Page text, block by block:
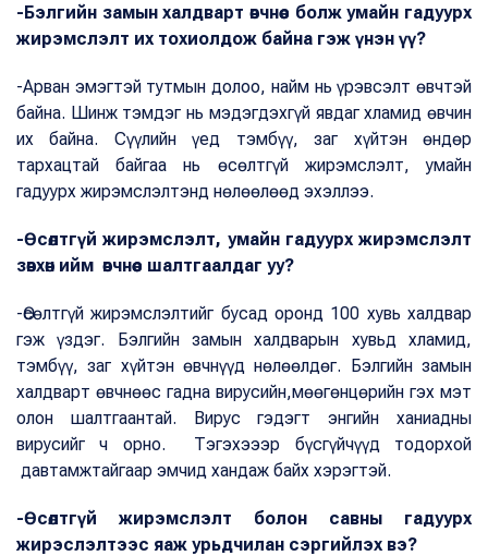
-Бэлгийн замын халдварт өвчнөөс болж умайн гадуурх
жирэмслэлт их тохиолдож байна гэж үнэн үү?
-Арван эмэгтэй тутмын долоо, найм нь үрэвсэлт өвчтэй
байна. Шинж тэмдэг нь мэдэгдэхгүй явдаг хламид өвчин
их байна. Сүүлийн үед тэмбүү, заг хүйтэн өндөр
тархацтай байгаа нь өсөлтгүй жирэмслэлт, умайн
гадуурх жирэмслэлтэнд нөлөөлөөд эхэллээ.
-Өсөлтгүй жирэмслэлт, умайн гадуурх жирэмслэлт
зөвхөн ийм өвчнөөс шалтгаалдаг уу?
-Өсөлтгүй жирэмслэлтийг бусад оронд 100 хувь халдвар
гэж үздэг. Бэлгийн замын халдварын хувьд хламид,
тэмбүү, заг хүйтэн өвчнүүд нөлөөлдөг. Бэлгийн замын
халдварт өвчнөөс гадна вирусийн,мөөгөнцөрийн гэх мэт
олон шалтгаантай. Вирус гэдэгт энгийн ханиадны
вирусийг ч орно. Тэгэхэээр бүсгүйчүүд тодорхой
давтамжтайгаар эмчид хандаж байх хэрэгтэй.
-Өсөлтгүй жирэмслэлт болон савны гадуурх
жирэслэлтээс яаж урьдчилан сэргийлэх вэ?